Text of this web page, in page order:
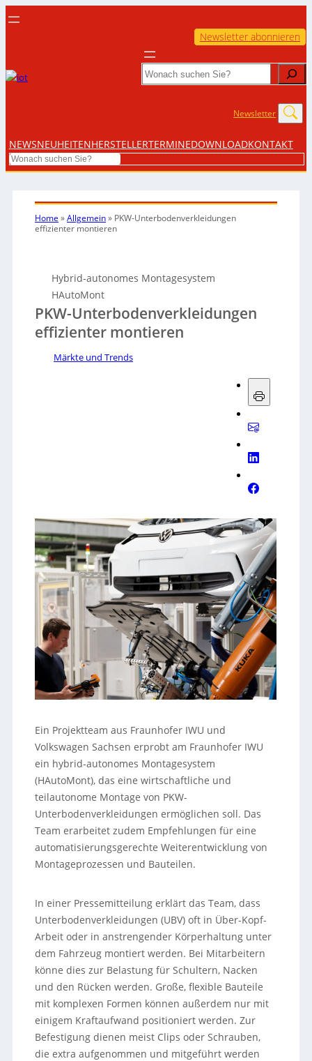
Newsletter abonnieren
Search
Newsletter
NEWSNEUHEITENHERSTELLERTERMINEDOWNLOADKONTAKT
Search
Home »Allgemein» PKW-Unterbodenverkleidungen
effizienter montieren
Hybrid-autonomes Montagesystem
HAutoMont
PKW-Unterbodenverkleidungen
effizienter montieren
Märkte und Trends
Ein Projektteam aus Fraunhofer IWU und
Volkswagen Sachsen erprobt am Fraunhofer IWU
ein hybrid-autonomes Montagesystem
(HAutoMont), das eine wirtschaftliche und
teilautonome Montage von PKW-
Unterbodenverkleidungen ermöglichen soll. Das
Team erarbeitet zudem Empfehlungen für eine
automatisierungsgerechte Weiterentwicklung von
Montageprozessen und Bauteilen.
In einer Pressemitteilung erklärt das Team, dass
Unterbodenverkleidungen (UBV) oft in Über-Kopf-
Arbeit oder in anstrengender Körperhaltung unter
dem Fahrzeug montiert werden. Bei Mitarbeitern
könne dies zur Belastung für Schultern, Nacken
und den Rücken werden. Große, flexible Bauteile
mit komplexen Formen können außerdem nur mit
einigem Kraftaufwand positioniert werden. Zur
Befestigung dienen meist Clips oder Schrauben,
die extra aufgenommen und mitgeführt werden